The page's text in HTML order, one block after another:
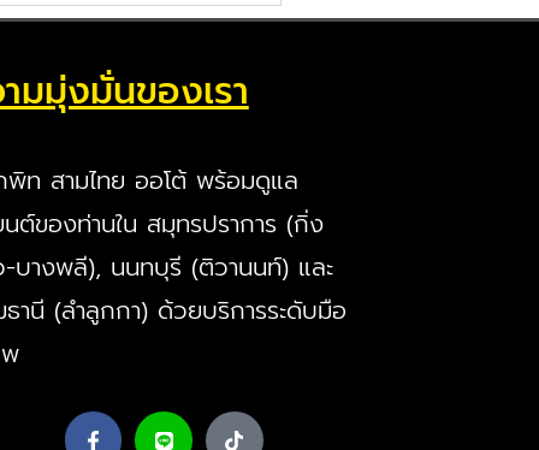
มมุ่งมั่นของเรา
ท สามไทย ออโต้ พร้อมดูแล
ต์ของท่านใน สมุทรปราการ (กิ่ง
บางพลี), นนทบุรี (ติวานนท์) และ
านี (ลำลูกกา) ด้วยบริการระดับมือ